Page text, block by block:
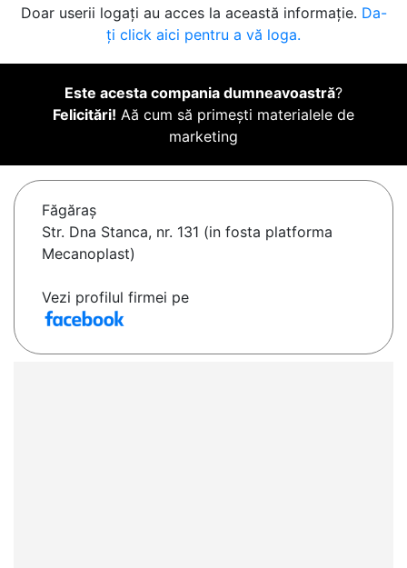
Doar userii logați au acces la această informație. Da-
ți click aici pentru a vă loga.
Este acesta compania dumneavoastră?
Felicitări! Aă cum să primești materialele de
marketing
Făgăraş
Str. Dna Stanca, nr. 131 (in fosta platforma
Mecanoplast)
Vezi profilul firmei pe